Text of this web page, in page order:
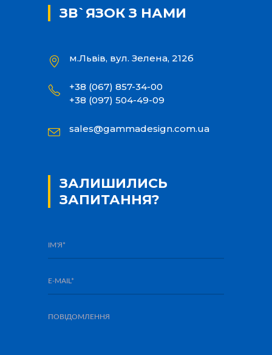
ЗВ`ЯЗОК З НАМИ
м.Львів, вул. Зелена, 212б
+38 (067) 857-34-00
+38 (097) 504-49-09
sales@gammadesign.com.ua
ЗАЛИШИЛИСЬ
ЗАПИТАННЯ?